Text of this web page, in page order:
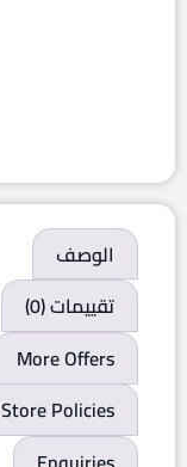
الوصف
تقييمات (0)
More Offers
Store Policies